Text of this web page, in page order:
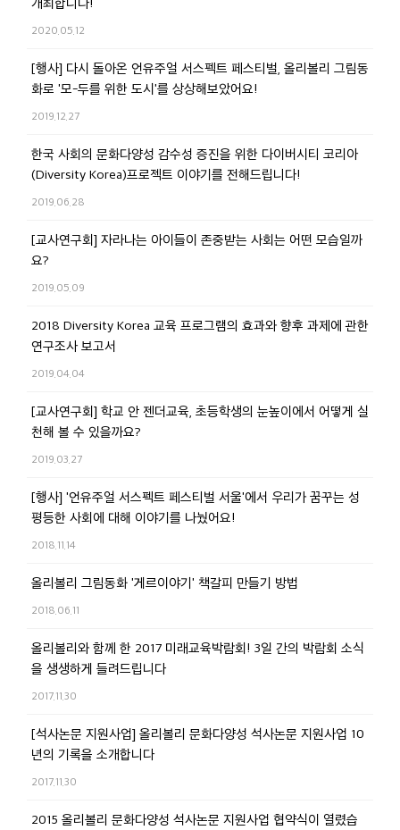
2020.05.12
[행사] 다시 돌아온 언유주얼 서스펙트 페스티벌, 올리볼리 그림동
화로 '모-두를 위한 도시'를 상상해보았어요!
2019.12.27
한국 사회의 문화다양성 감수성 증진을 위한 다이버시티 코리아
(Diversity Korea)프로젝트 이야기를 전해드립니다!
2019.06.28
[교사연구회] 자라나는 아이들이 존중받는 사회는 어떤 모습일까
요?
2019.05.09
2018 Diversity Korea 교육 프로그램의 효과와 향후 과제에 관한
연구조사 보고서
2019.04.04
[교사연구회] 학교 안 젠더교육, 초등학생의 눈높이에서 어떻게 실
천해 볼 수 있을까요?
2019.03.27
[행사] '언유주얼 서스펙트 페스티벌 서울'에서 우리가 꿈꾸는 성
평등한 사회에 대해 이야기를 나눴어요!
2018.11.14
올리볼리 그림동화 '게르이야기' 책갈피 만들기 방법
2018.06.11
올리볼리와 함께 한 2017 미래교육박람회! 3일 간의 박람회 소식
을 생생하게 들려드립니다
2017.11.30
[석사논문 지원사업] 올리볼리 문화다양성 석사논문 지원사업 10
년의 기록을 소개합니다
2017.11.30
2015 올리볼리 문화다양성 석사논문 지원사업 협약식이 열렸습